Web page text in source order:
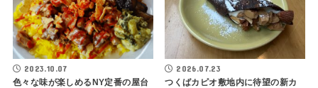
2023.10.07
色々な味が楽しめるNY定番の屋台
2026.07.23
つくばカピオ敷地内に待望の新カ